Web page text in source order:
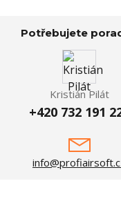
Potřebujete
Kristián Pilát
+420 732 191